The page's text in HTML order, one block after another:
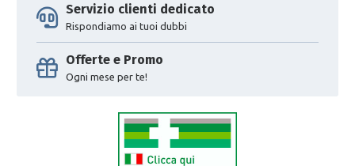
Servizio clienti dedicato
Rispondiamo ai tuoi dubbi
Offerte e Promo
Ogni mese per te!